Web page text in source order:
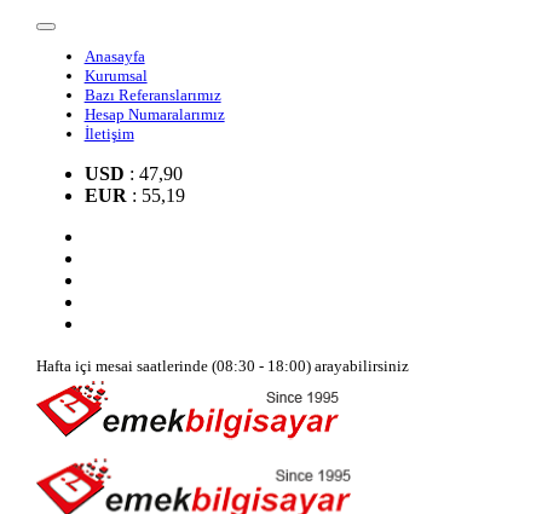
Anasayfa
Kurumsal
Bazı Referanslarımız
Hesap Numaralarımız
İletişim
USD : 47,90
EUR : 55,19
Hafta içi mesai saatlerinde (08:30 - 18:00) arayabilirsiniz